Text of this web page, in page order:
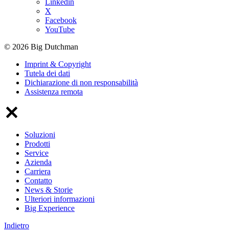
Linkedin
X
Facebook
YouTube
© 2026 Big Dutchman
Imprint & Copyright
Tutela dei dati
Dichiarazione di non responsabilità
Assistenza remota
Soluzioni
Prodotti
Service
Azienda
Carriera
Contatto
News & Storie
Ulteriori informazioni
Big Experience
Indietro